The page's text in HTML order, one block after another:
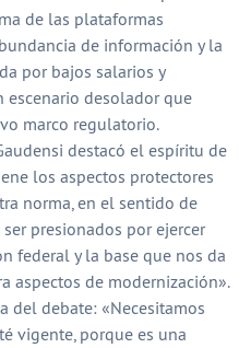
de las plataformas
de información y la
por bajos salarios y
desolador que
marco regulatorio.
destacó el espíritu de
los aspectos protectores
norma, en el sentido de
presionados por ejercer
federal y la base que nos da
aspectos de modernización».
del debate: «Necesitamos
vigente, porque es una